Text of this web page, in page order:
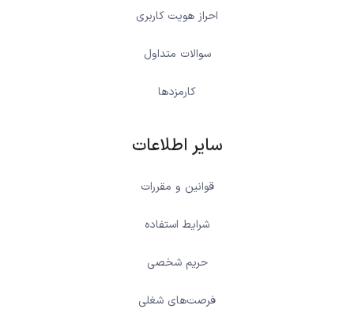
احراز هویت کاربری
سوالات متداول
کارمزدها
سایر اطلاعات
قوانین و مقررات
شرایط استفاده
حریم شخصی
فرصت‌های شغلی